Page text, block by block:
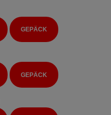
GEPÄCK
GEPÄCK